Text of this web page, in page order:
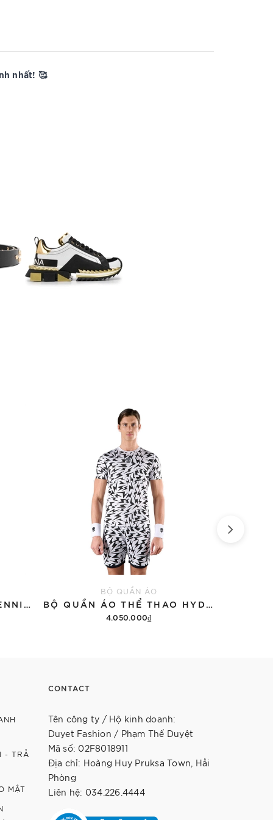
nhất! 🥰
ÁO THUN HYDROGEN TENNIS COURT COTTON 'BLACK'
BỘ QUẦN ÁO
BỘ QUẦN ÁO THỂ THAO HYDROGEN THUNDERS TECH
4.050.000₫
- TRẢ
MẬT
CONTACT
Tên công ty / Hộ kinh doanh:
Duyet Fashion / Phạm Thế Duyệt
Mã số: 02F8018911
Địa chỉ: Hoàng Huy Pruksa Town, Hải
Phòng
Liên hệ: 034.226.4444